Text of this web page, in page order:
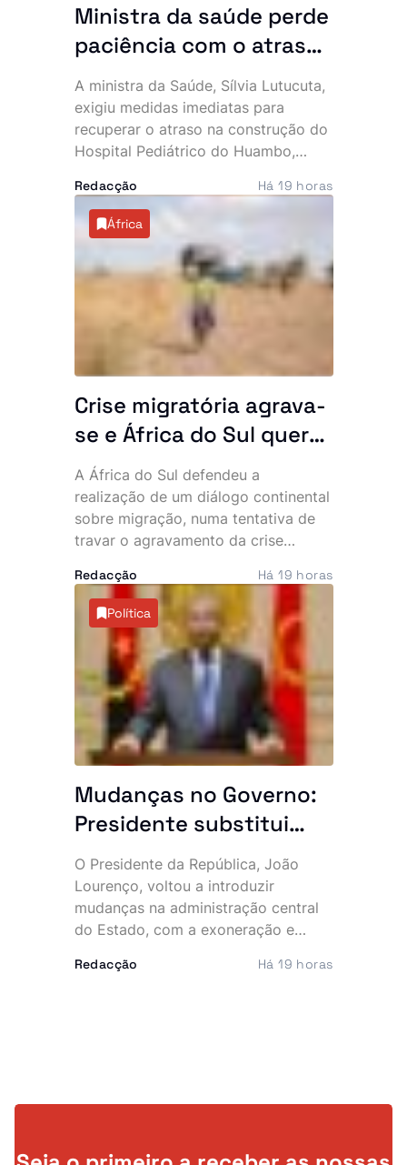
Ministra da saúde perde
paciência com o atraso
do hospital de 140
milhões de dólares no
Huambo
A ministra da Saúde, Sílvia Lutucuta,
exigiu medidas imediatas para
recuperar o atraso na construção do
Hospital Pediátrico do Huambo,
empreitada, iniciada em 2023,
apresenta uma execução física
inferior a 50%, quando já deveria
rondar os 80%. Apesar do cenário, a
governante acredita que a unidade
poderá ser concluída e inaugurada
ainda este ano.
Redacção Há 19 horas
África
Crise migratória agrava-
se e África do Sul quer
resposta conjunta do
continente
A África do Sul defendeu a
realização de um diálogo continental
sobre migração, numa tentativa de
travar o agravamento da crise
manifestações anti-imigração e
ataques contra cidadãos
estrangeiros. O tema deverá dominar
a próxima cimeira da Comunidade de
Desenvolvimento da África Austral
(SADC), marcada para este mês, em
Durban.
Redacção Há 19 horas
Política
Mudanças no Governo:
Presidente substitui
altos responsáveis do
Estado
O Presidente da República, João
Lourenço, voltou a introduzir
mudanças na administração central
do Estado, com a exoneração e
numa remodelação que abrange o
Redacção Há 19 horas